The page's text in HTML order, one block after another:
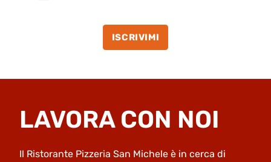
ISCRIVIMI
LAVORA CON NOI
Il Ristorante Pizzeria San Michele è in cerca di